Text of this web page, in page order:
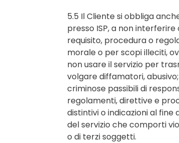
5.5 Il Cliente si obbliga
presso ISP, a non
requisito, procedura o
morale o per scopi illeciti,
non usare il servizio per
volgare diffamatori,
criminose passibili di
regolamenti, direttive e
distintivi o indicazioni al
del servizio che comporti
o di terzi soggetti.